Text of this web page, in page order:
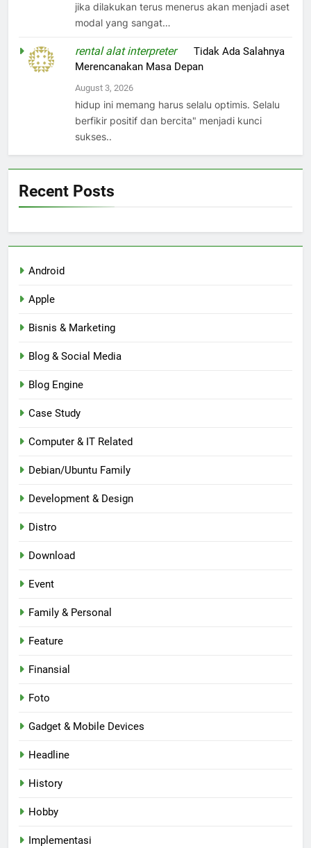
jika dilakukan terus menerus akan menjadi aset
modal yang sangat…
rental alat interpreteronTidak Ada Salahnya
Merencanakan Masa Depan
August 3, 2026
hidup ini memang harus selalu optimis. Selalu
berfikir positif dan bercita" menjadi kunci
sukses..
Recent Posts
Android
Apple
Bisnis & Marketing
Blog & Social Media
Blog Engine
Case Study
Computer & IT Related
Debian/Ubuntu Family
Development & Design
Distro
Download
Event
Family & Personal
Feature
Finansial
Foto
Gadget & Mobile Devices
Headline
History
Hobby
Implementasi